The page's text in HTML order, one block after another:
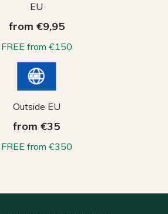
EU
from €9,95
FREE from €150
Outside EU
from €35
FREE from €350